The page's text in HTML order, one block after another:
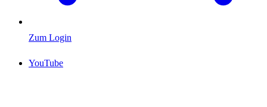
Zum Login
YouTube